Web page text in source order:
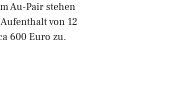
Au-Pair stehen
von 12
600 Euro zu.